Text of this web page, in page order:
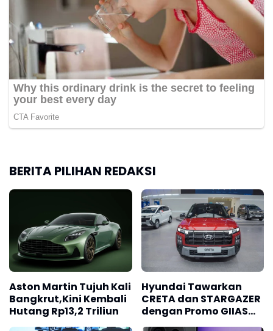
BERITA PILIHAN REDAKSI
Aston Martin Tujuh Kali
Bangkrut,Kini Kembali
Hutang Rp13,2 Triliun
Hyundai Tawarkan
CRETA dan STARGAZER
dengan Promo GIIAS